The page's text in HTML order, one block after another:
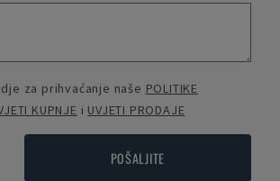
za prihvaćanje naše POLITIKE
KUPNJE i UVJETI PRODAJE
POŠALJITE